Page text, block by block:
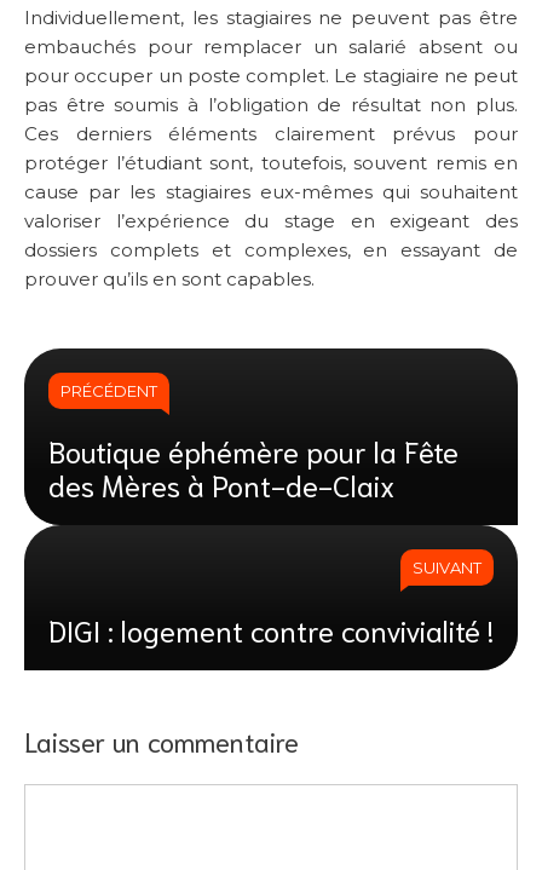
Individuellement, les stagiaires ne peuvent pas être
embauchés pour remplacer un salarié absent ou
pour occuper un poste complet. Le stagiaire ne peut
pas être soumis à l’obligation de résultat non plus.
Ces derniers éléments clairement prévus pour
protéger l’étudiant sont, toutefois, souvent remis en
cause par les stagiaires eux-mêmes qui souhaitent
valoriser l’expérience du stage en exigeant des
dossiers complets et complexes, en essayant de
prouver qu’ils en sont capables.
PRÉCÉDENT
Boutique éphémère pour la Fête
des Mères à Pont-de-Claix
SUIVANT
DIGI : logement contre convivialité !
Laisser un commentaire